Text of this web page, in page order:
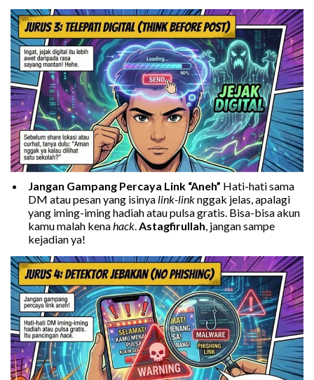
Jangan Gampang Percaya Link “Aneh” Hati-hati sama
DM atau pesan yang isinyalink-linknggak jelas, apalagi
yang iming-iming hadiah atau pulsa gratis. Bisa-bisa akun
kamu malah kenahack.Astagfirullah, jangan sampe
kejadian ya!